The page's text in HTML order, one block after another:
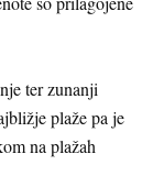
ter zunanji
plaže pa je
na plažah